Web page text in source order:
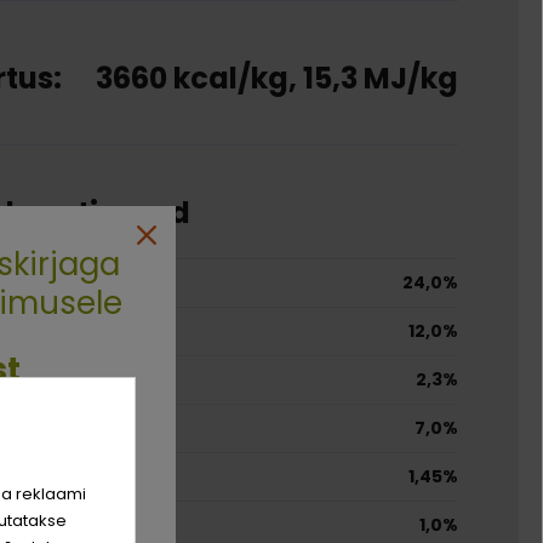
3660 kcal/kg, 15,3 MJ/kg
24,0%
12,0%
2,3%
7,0%
1,45%
1,0%
reklaami